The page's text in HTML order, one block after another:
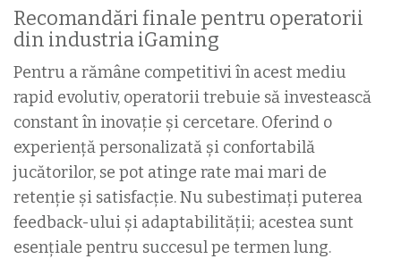
Recomandări finale pentru operatorii
din industria iGaming
Pentru a rămâne competitivi în acest mediu
rapid evolutiv, operatorii trebuie să investească
constant în inovație și cercetare. Oferind o
experiență personalizată și confortabilă
jucătorilor, se pot atinge rate mai mari de
retenție și satisfacție. Nu subestimați puterea
feedback-ului și adaptabilității; acestea sunt
esențiale pentru succesul pe termen lung.